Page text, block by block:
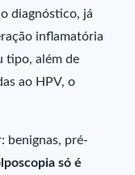
diagnóstico, já
inflamatória
tipo, além de
ao HPV, o
benignas, pré-
só é